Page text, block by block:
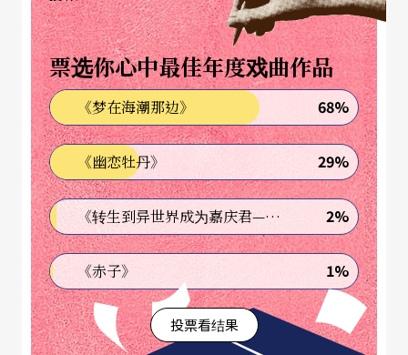
家，相形之下，法国剧场则迟至今日才给这位才华
洋溢的剧作家应得的重视。
说来令人意外，这位前卫剧作家写的是道地的「文
学剧作」。戈尔德思的剧本不以引人入胜的情节取
胜，其本事甚且通常简单至一言即可蔽之。戈尔德
思的戏剧世界可说是完全建构在文字基础之上，连
他的角色人物都是以其对白话语论述──而非既定
的个性或心理转折──所创造的。「打造语言」(fa
briquer du langage）是他编剧的出发点（注2），
而且明白表示自己写的是剧本，而非戏剧演出（spe
票选你心中最佳年度戏曲作品
《梦在海潮那边》 68%
《幽恋牡丹》 29%
《转生到异世界成为嘉庆君—发现我的祖先是诈骗集团!?》 2%
《赤子》 1%
投票看结果